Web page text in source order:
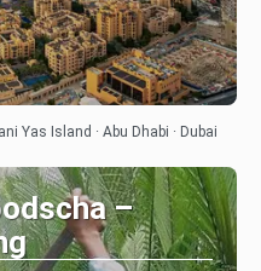
Yas Island · Abu Dhabi · Dubai
–